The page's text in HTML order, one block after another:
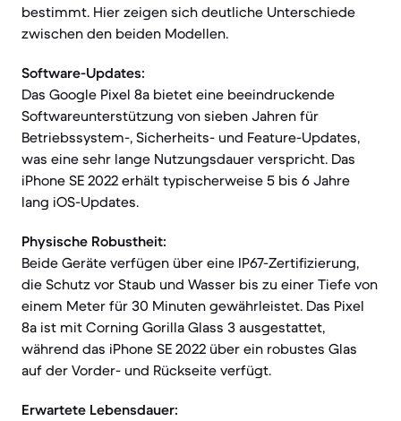
bestimmt. Hier zeigen sich deutliche Unterschiede
zwischen den beiden Modellen.
Software-Updates:
Das Google Pixel 8a bietet eine beeindruckende
Softwareunterstützung von sieben Jahren für
Betriebssystem-, Sicherheits- und Feature-Updates,
was eine sehr lange Nutzungsdauer verspricht. Das
iPhone SE 2022 erhält typischerweise 5 bis 6 Jahre
lang iOS-Updates.
Physische Robustheit:
Beide Geräte verfügen über eine IP67-Zertifizierung,
die Schutz vor Staub und Wasser bis zu einer Tiefe von
einem Meter für 30 Minuten gewährleistet. Das Pixel
8a ist mit Corning Gorilla Glass 3 ausgestattet,
während das iPhone SE 2022 über ein robustes Glas
auf der Vorder- und Rückseite verfügt.
Erwartete Lebensdauer: